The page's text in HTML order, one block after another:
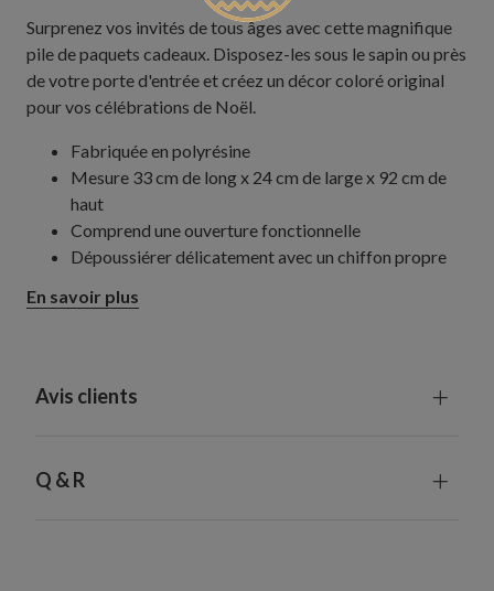
Surprenez vos invités de tous âges avec cette magnifique
pile de paquets cadeaux. Disposez-les sous le sapin ou près
de votre porte d'entrée et créez un décor coloré original
pour vos célébrations de Noël.
Fabriquée en polyrésine
Mesure 33 cm de long x 24 cm de large x 92 cm de
haut
Comprend une ouverture fonctionnelle
Dépoussiérer délicatement avec un chiffon propre
En savoir plus
Avis clients
Q & R